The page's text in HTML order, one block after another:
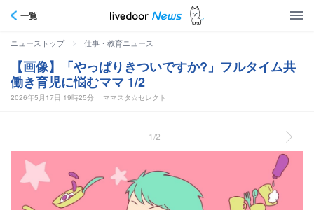
一覧
ニューストップ > 仕事・教育ニュース
【画像】「やっぱりきついですか?」フルタイム共
働き育児に悩むママ 1/2
2026年5月17日 19時25分 ママスタ☆セレクト
1/2